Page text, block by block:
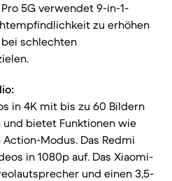
5G verwendet 9-in-1-
zu erhöhen
schlechten
in 4K mit bis zu 60 Bildern
und bietet Funktionen wie
Modus. Das Redmi
in 1080p auf. Das Xiaomi-
und einen 3,5-